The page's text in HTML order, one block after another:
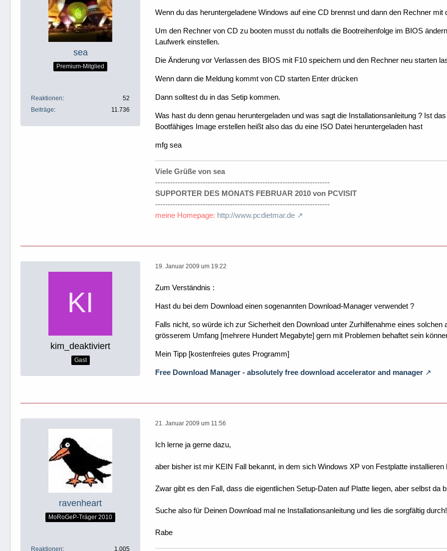
sea
Premium-Mitglied
Reaktionen
52
Beiträge
11.736
Wenn du das heruntergeladene Windows auf eine CD brennst und dann den Rechner
Um den Rechner von CD zu booten musst du notfalls die Bootreihenfolge im BIOS
Laufwerk einstellen.
Die Änderung vor Verlassen des BIOS mit F10 speichern und den Rechner neu starten
Wenn dann die Meldung kommt von CD starten Enter drücken
Dann solltest du in das Setip kommen.
Was hast du denn genau heruntergeladen und was sagt die Installationsanleitung ? Ist
Bootfähiges Image erstellen heißt also das du eine ISO Datei heruntergeladen hast
mfg sea
Viele Grüße von sea
----------------------------------------------------------------------
SUPPORTER DES MONATS FEBRUAR 2010 von PCVISIT
----------------------------------------------------------------------
meine Homepage: http://www.pcdietmar.de
kim_deaktiviert
Gast
19. Januar 2009 um 19:22
Zum Verständnis :
Hast du bei dem Download einen sogenannten Download-Manager verwendet ?
Falls nicht, so würde ich zur Sicherheit den Download unter Zurhilfenahme eines
grösserem Umfang [mehrere Hundert Megabyte] gern mit Problemen behaftet sein
Mein Tipp [kostenfreies gutes Programm]
Free Download Manager - absolutely free download accelerator and manager
ravenheart
MoRoGeP-Träger 2010
Reaktionen 1.005
21. Januar 2009 um 11:56
Ich lerne ja gerne dazu,
aber bisher ist mir KEIN Fall bekannt, in dem sich Windows XP von Festplatte installieren
Zwar gibt es den Fall, dass die eigentlichen Setup-Daten auf Platte liegen, aber selbst
Suche also für Deinen Download mal ne Installationsanleitung und lies die sorgfältig durch!
Rabe